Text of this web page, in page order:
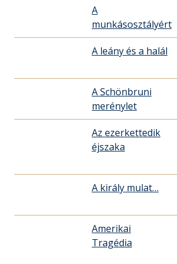
A
munkásosztályért
A leány és a halál
A Schönbruni
merénylet
Az ezerkettedik
éjszaka
A király mulat…
Amerikai
Tragédia